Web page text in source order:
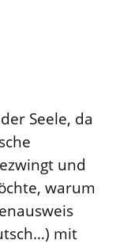
Seele, da
und
warum
mit